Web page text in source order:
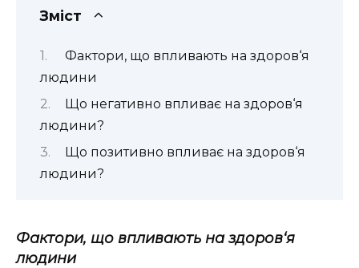
Зміст
Фактори, що впливають на здоров‘я
людини
Що негативно впливає на здоров‘я
людини?
Що позитивно впливає на здоров‘я
людини?
Фактори, що впливають на здоров‘я
людини